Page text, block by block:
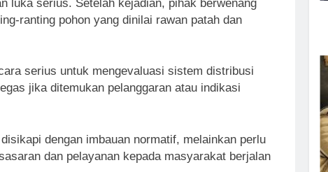
luka serius. Setelah kejadian, pihak berwenang
ranting pohon yang dinilai rawan patah dan
serius untuk mengevaluasi sistem distribusi
jika ditemukan pelanggaran atau indikasi
dengan imbauan normatif, melainkan perlu
dan pelayanan kepada masyarakat berjalan